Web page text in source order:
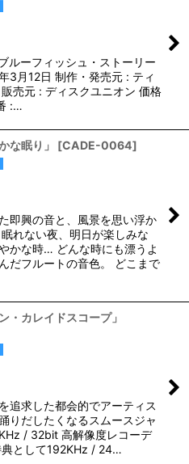
ルーフィッシュ・ストーリー
3月12日 制作・発売元 : ティ
売元 : ディスクユニオン 価格
:…
な眠り」 [CADE-0064]
即興の音と、風景を思い浮か
れない夜、明日が楽しみな
かな時… どんな時にも漂うよ
だフルートの音色。 どこまで
・カレイドスコープ」
追求した都会的でアーティス
りだしたくなるスムースジャ
/ 32bit 高解像度レコーデ
典として192KHz / 24…